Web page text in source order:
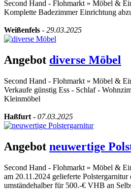
Second Hand - Flohmarkt » Möbel &
Komplette Badezimmer Einrichtung
Weißenfels - 29.03.2025
Angebot diverse Möbel
Second Hand - Flohmarkt » Möbel &
Verkaufe günstig Ess - Schlaf -
Kleinmöbel
Haßfurt - 07.03.2025
Angebot neuwertige
Second Hand - Flohmarkt » Möbel &
am 20.11.2024 gelieferte Polstergarnitur
umständehalber für 500.-€ VHB an